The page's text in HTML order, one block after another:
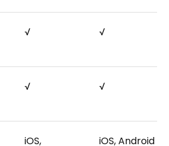
√ √
√ √
iOS,
iOS, Android